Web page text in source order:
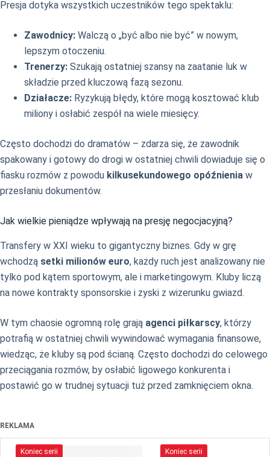
Presja dotyka wszystkich uczestników tego spektaklu:
Zawodnicy: Walczą o „być albo nie być” w nowym,
lepszym otoczeniu.
Trenerzy: Szukają ostatniej szansy na zaatanie luk w
składzie przed kluczową fazą sezonu.
Działacze: Ryzykują błędy, które mogą kosztować klub
miliony i osłabić zespół na wiele miesięcy.
Często dochodzi do dramatów – zdarza się, że zawodnik
spakowany i gotowy do drogi w ostatniej chwili dowiaduje się o
fiasku rozmów z powodu kilkusekundowego opóźnienia w
przesłaniu dokumentów.
Jak wielkie pieniądze wpływają na presję negocjacyjną?
Transfery w XXI wieku to gigantyczny biznes. Gdy w grę
wchodzą setki milionów euro, każdy ruch jest analizowany nie
tylko pod kątem sportowym, ale i marketingowym. Kluby liczą
na nowe kontrakty sponsorskie i zyski z wizerunku gwiazd.
W tym chaosie ogromną rolę grają agenci piłkarscy, którzy
potrafią w ostatniej chwili wywindować wymagania finansowe,
wiedząc, że kluby są pod ścianą. Często dochodzi do celowego
przeciągania rozmów, by osłabić ligowego konkurenta i
postawić go w trudnej sytuacji tuż przed zamknięciem okna.
REKLAMA
Koniec serii Koniec serii